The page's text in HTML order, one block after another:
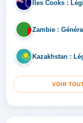
IL Iles Cooks :
ZA Zambie :
KA Kazakhstan :
VOIR